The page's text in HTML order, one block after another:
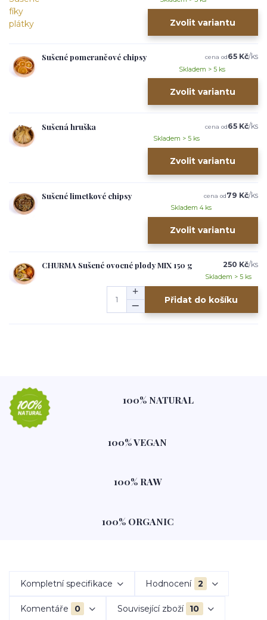
Zvolit variantu
Sušené pomerančové chipsy cena od65 Kč/ks
Skladem > 5 ks
Zvolit variantu
Sušená hruška cena od65 Kč/ks
Skladem > 5 ks
Zvolit variantu
Sušené limetkové chipsy cena od79 Kč/ks
Skladem 4 ks
Zvolit variantu
CHURMA Sušené ovocné plody MIX 150 g 250 Kč/ks
Skladem > 5 ks
Přidat do košíku
100% NATURAL
100% VEGAN
100% RAW
100% ORGANIC
Kompletní specifikace Hodnocení 2
Komentáře 0 Související zboží 10